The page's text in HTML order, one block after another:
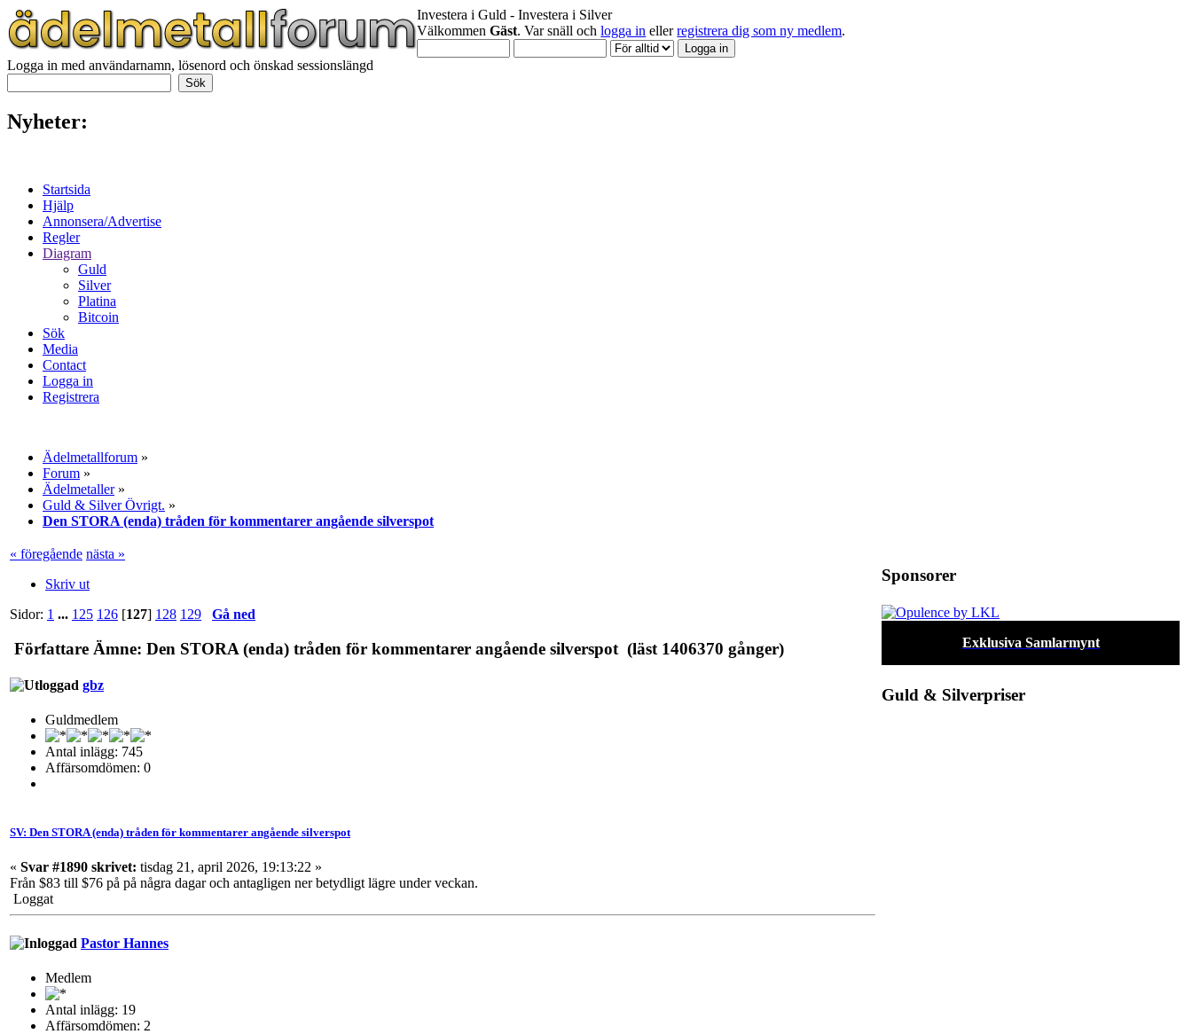
Investera i Guld - Investera i Silver
VälkommenGäst. Var snäll ochlogga in ellerregistrera dig som ny medlem.
Logga in med användarnamn, lösenord och önskad sessionslängd
Nyheter:
Startsida
Hjälp
Annonsera/Advertise
Regler
Diagram
Guld
Silver
Platina
Bitcoin
Sök
Media
Contact
Logga in
Registrera
Ädelmetallforum »
Forum »
Ädelmetaller»
Guld & Silver Övrigt. »
Den STORA (enda) tråden för kommentarer angående silverspot
« föregående nästa »
Skriv ut
Sidor: 1 ... 125 126 [127] 128 129 Gå ned
Författare Ämne: Den STORA (enda) tråden för kommentarer angående silverspot (läst 1406370 gånger)
gbz
Guldmedlem
Antal inlägg: 745
Affärsomdömen: 0
SV: Den STORA (enda) tråden för kommentarer angående silverspot
« Svar #1890 skrivet: tisdag 21, april 2026, 19:13:22 »
Från $83 till $76 på på några dagar och antagligen ner betydligt lägre under veckan.
Loggat
Pastor Hannes
Medlem
Antal inlägg: 19
Affärsomdömen: 2
Sponsorer
Exklusiva Samlarmynt
Guld & Silverpriser